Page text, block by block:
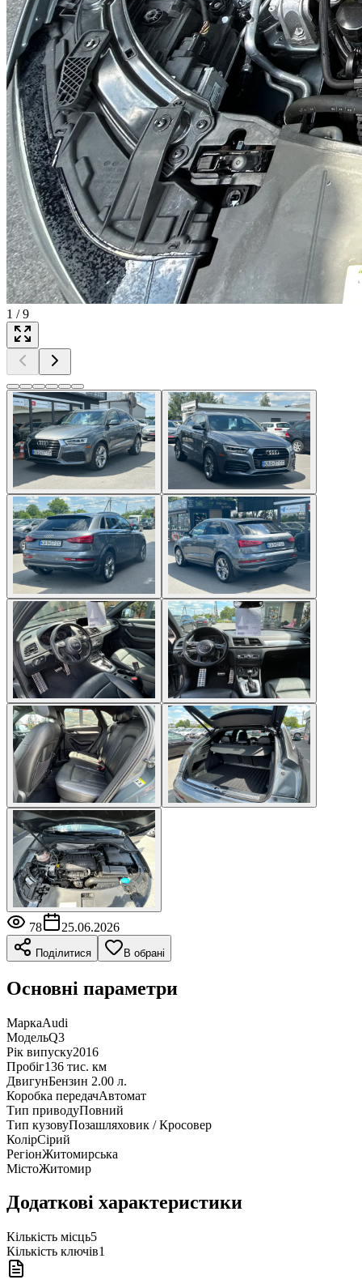
1 /9
78 25.06.2026
Поділитися В обрані
Основні параметри
МаркаAudi
МодельQ3
Рік випуску2016
Пробіг136 тис. км
ДвигунБензин 2.00 л.
Коробка передачАвтомат
Тип приводуПовний
Тип кузовуПозашляховик / Кросовер
КолірСірий
РегіонЖитомирська
МістоЖитомир
Додаткові характеристики
Кількість місць5
Кількість ключів1